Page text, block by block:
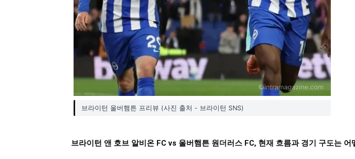
브라이턴 울버햄튼 프리뷰 (사진 출처 - 브라이턴 SNS)
브라이턴 앤 호브 알비온 FC vs 울버햄튼 원더러스 FC, 현재 흐름과 경기 구도는 어